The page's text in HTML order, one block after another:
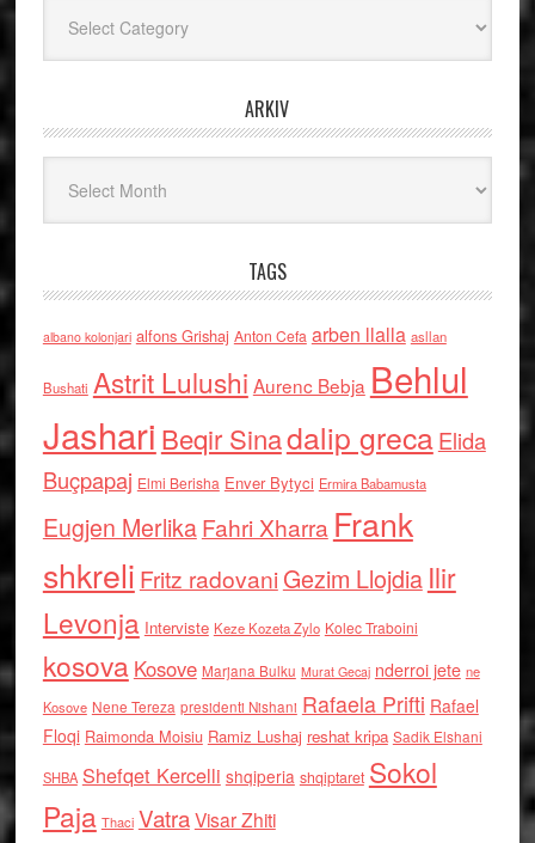
ARKIV
TAGS
albano kolonjari alfons Grishaj Anton Cefa arben llalla asllan
Bushati Astrit Lulushi Aurenc Bebja Behlul
Jashari Beqir Sinadalip grecaElida
Buçpapaj Elmi Berisha Enver Bytyci Ermira Babamusta
Eugjen MerlikaFahri Xharra Frank
shkreli Fritz radovaniGezim Llojdia Ilir
Levonja Interviste Keze Kozeta Zylo Kolec Traboini
kosova Kosove Marjana Bulku Murat Gecaj nderroi jete ne
Kosove Nene Tereza presidenti Nishani Rafaela Prifti Rafael
Floqi Raimonda Moisiu Ramiz Lushaj reshat kripa Sadik Elshani
SHBA Shefqet Kercelli shqiperia shqiptaret Sokol
Paja Thaci VatraVisar Zhiti